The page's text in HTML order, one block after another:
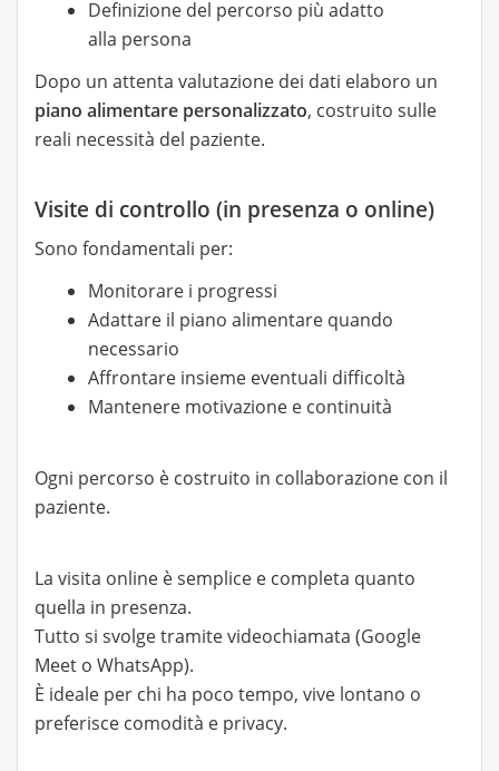
Definizione del percorso più adatto
alla persona
Dopo un attenta valutazione dei dati elaboro un
piano alimentare personalizzato, costruito sulle
reali necessità del paziente.
Visite di controllo (in presenza o online)
Sono fondamentali per:
Monitorare i progressi
Adattare il piano alimentare quando
necessario
Affrontare insieme eventuali difficoltà
Mantenere motivazione e continuità
Ogni percorso è costruito in collaborazione con il
paziente.
La visita online è semplice e completa quanto
quella in presenza.
Tutto si svolge tramite videochiamata (Google
Meet o WhatsApp).
È ideale per chi ha poco tempo, vive lontano o
preferisce comodità e privacy.